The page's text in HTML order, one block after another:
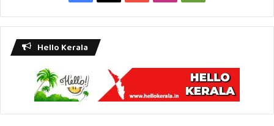
Play
Hello Kerala